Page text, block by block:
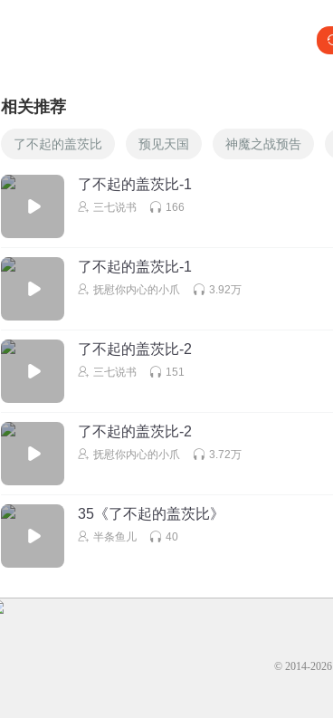
相关推荐
了不起的盖茨比 预见天国 神魔之战预告
了不起的盖茨比-1
三七说书 166
了不起的盖茨比-1
抚慰你内心的小爪 3.92万
了不起的盖茨比-2
三七说书 151
了不起的盖茨比-2
抚慰你内心的小爪 3.72万
35《了不起的盖茨比》
半条鱼儿 40
© 2014-2026